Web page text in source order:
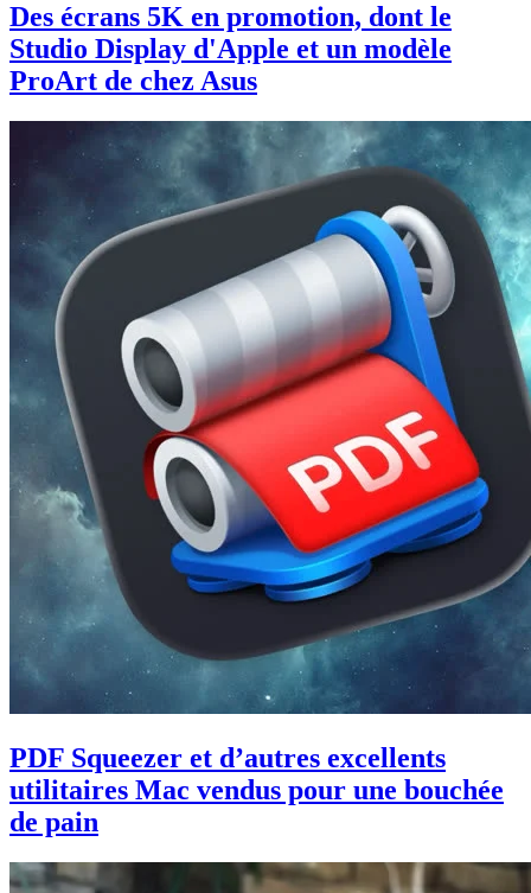
Des écrans 5K en promotion, dont le
Studio Display d'Apple et un modèle
ProArt de chez Asus
PDF Squeezer et d’autres excellents
utilitaires Mac vendus pour une bouchée
de pain